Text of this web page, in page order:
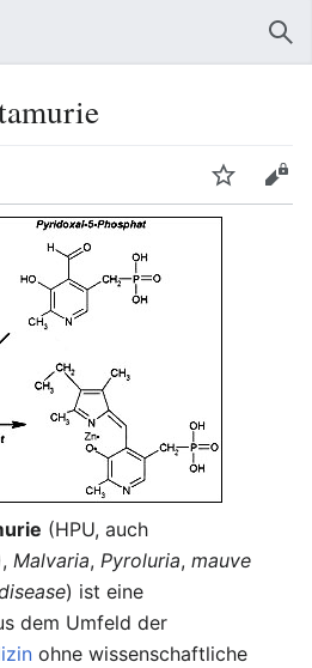
Beobachten Bearbeiten
(HPU, auch
Malvaria, Pyroluria, mauve
) ist eine
dem Umfeld der
ohne wissenschaftliche